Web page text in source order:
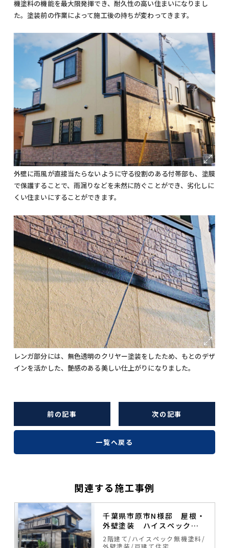
機塗料の機能を最大限発揮でき、耐久性の高い住まいになりまし
た。塗装前の作業によって施工後の持ちが変わってきます。
外壁に雨風が直接当たらないように守る役割のある付帯部も、塗膜
で保護することで、雨漏りなどを未然に防ぐことができ、劣化しに
くい住まいにすることができます。
レンガ部分には、無色透明のクリヤー塗装をしたため、もとのデザ
インを活かした、艶感のある美しい仕上がりになりました。
前の記事 次の記事
一覧へ戻る
関連する施工事例
千葉県市原市N様邸 屋根・
外壁塗装 ハイスペック無
機塗料
2階建て
ハイスペック無機塗料
外壁塗装 戸建て住宅